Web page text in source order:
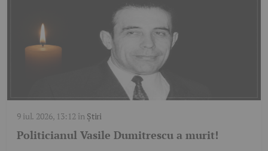
9 iul. 2026, 13:12 în Știri
Politicianul Vasile Dumitrescu a murit!